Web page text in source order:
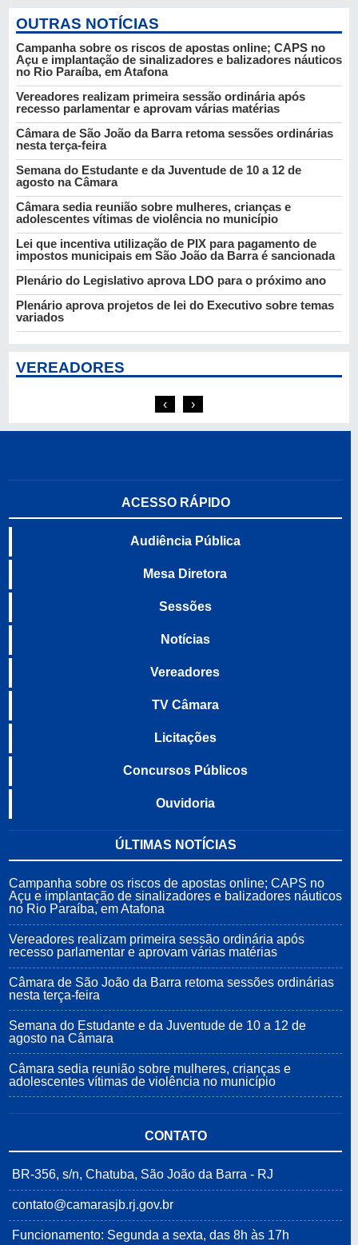
OUTRAS NOTÍCIAS
Campanha sobre os riscos de apostas online; CAPS no
Açu e implantação de sinalizadores e balizadores náuticos
no Rio Paraíba, em Atafona
Vereadores realizam primeira sessão ordinária após
recesso parlamentar e aprovam várias matérias
Câmara de São João da Barra retoma sessões ordinárias
nesta terça-feira
Semana do Estudante e da Juventude de 10 a 12 de
agosto na Câmara
Câmara sedia reunião sobre mulheres, crianças e
adolescentes vítimas de violência no município
Lei que incentiva utilização de PIX para pagamento de
impostos municipais em São João da Barra é sancionada
Plenário do Legislativo aprova LDO para o próximo ano
Plenário aprova projetos de lei do Executivo sobre temas
variados
VEREADORES
PL
Analiel Vianna Caio César
‹ ›
ACESSO RÁPIDO
Audiência Pública
Mesa Diretora
Sessões
Notícias
Vereadores
TV Câmara
Licitações
Concursos Públicos
Ouvidoria
ÚLTIMAS NOTÍCIAS
Campanha sobre os riscos de apostas online; CAPS no
Açu e implantação de sinalizadores e balizadores náuticos
no Rio Paraíba, em Atafona
Vereadores realizam primeira sessão ordinária após
recesso parlamentar e aprovam várias matérias
Câmara de São João da Barra retoma sessões ordinárias
nesta terça-feira
Semana do Estudante e da Juventude de 10 a 12 de
agosto na Câmara
Câmara sedia reunião sobre mulheres, crianças e
adolescentes vítimas de violência no município
CONTATO
BR-356, s/n, Chatuba, São João da Barra - RJ
contato@camarasjb.rj.gov.br
Funcionamento: Segunda a sexta, das 8h às 17h